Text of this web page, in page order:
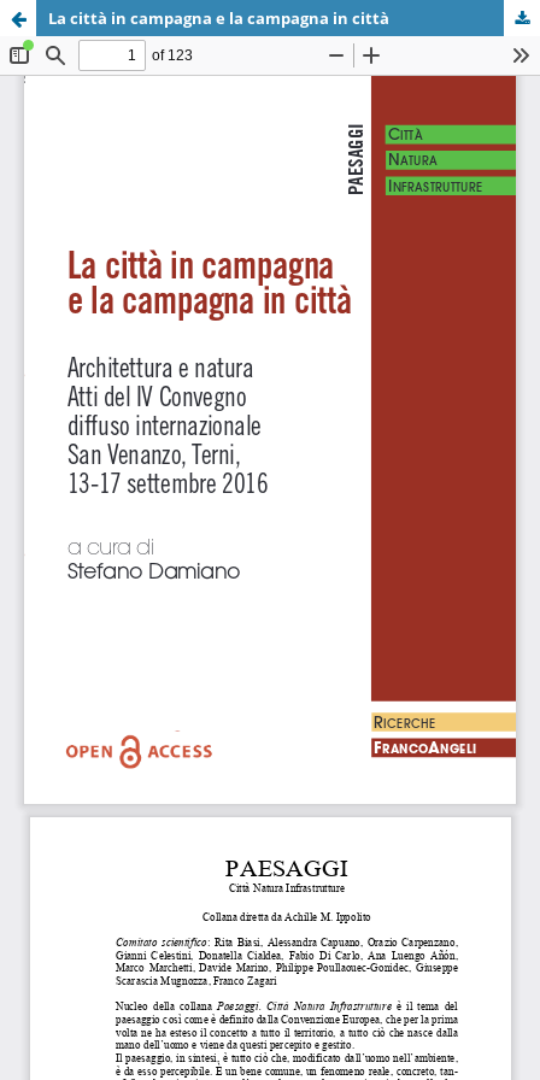
La città in campagna e la campagna in città